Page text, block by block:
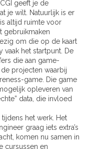
geeft je de
je wilt. Natuurlijk is er
altijd ruimte voor
gebruikmaken
om die op de kaart
vaak het startpunt. De
die aan game-
projecten waarbij
game. Die game
opleveren van
data, die invloed
tijdens het werk. Het
graag iets extra’s
komen nu samen in
cursussen en